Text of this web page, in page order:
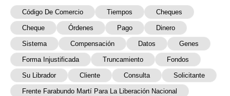
Código De Comercio Tiempos Cheques
Cheque Órdenes Pago Dinero
Sistema Compensación Datos Genes
Forma Injustificada Truncamiento Fondos
Su Librador Cliente Consulta Solicitante
Frente Farabundo Martí Para La Liberación Nacional